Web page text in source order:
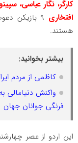
کارگر، نگار عباسی،
افتخاری
هستند.
بیشتر بخوانید:
کاظمی از مردم
واکنش دنیامالی
فرنگی جوانان جهان